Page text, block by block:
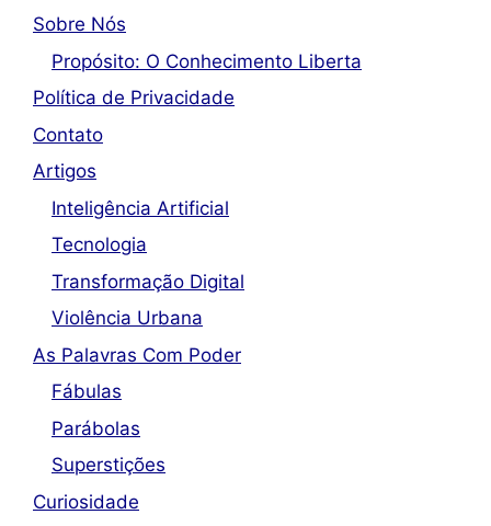
Sobre Nós
Propósito: O Conhecimento Liberta
Política de Privacidade
Contato
Artigos
Inteligência Artificial
Tecnologia
Transformação Digital
Violência Urbana
As Palavras Com Poder
Fábulas
Parábolas
Superstições
Curiosidade